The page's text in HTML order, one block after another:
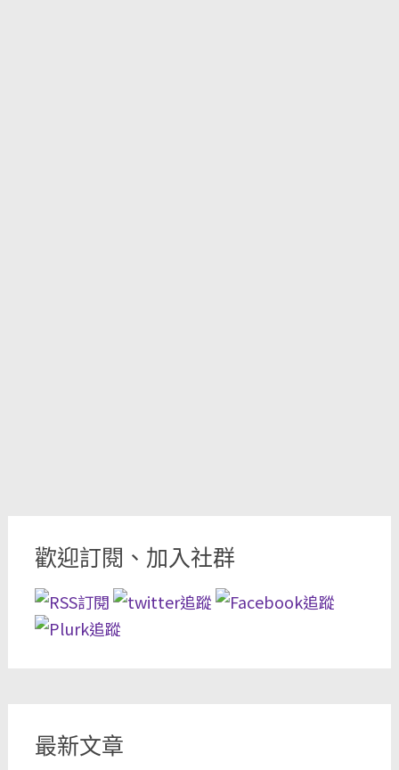
歡迎訂閱、加入社群
最新文章